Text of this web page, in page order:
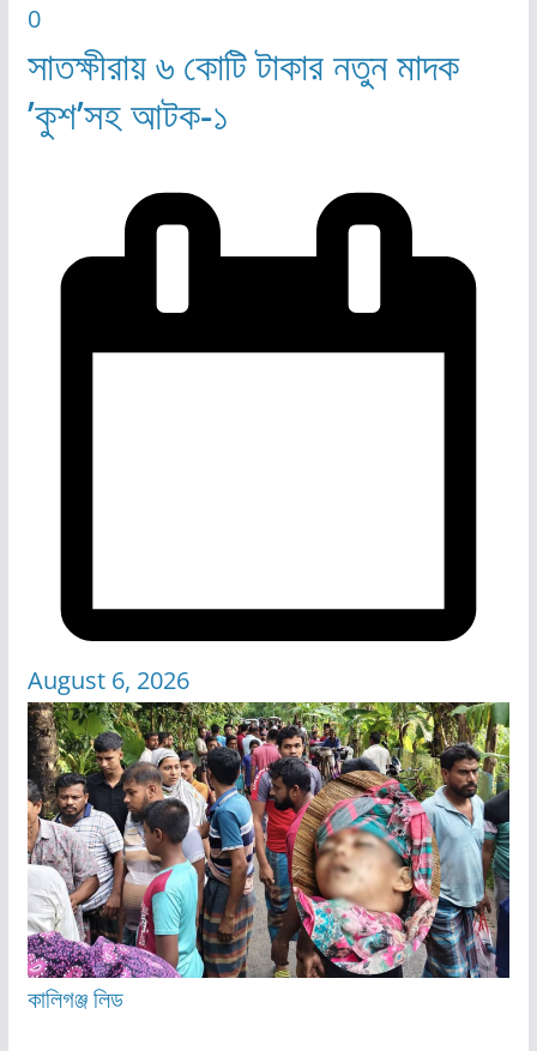
0
সাতক্ষীরায় ৬ কোটি টাকার নতুন মাদক
’কুশ’সহ আটক-১
August 6, 2026
কালিগঞ্জলিড